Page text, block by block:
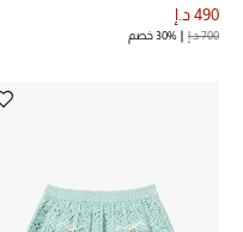
490 د.إ
700 د.إ 30% خصم